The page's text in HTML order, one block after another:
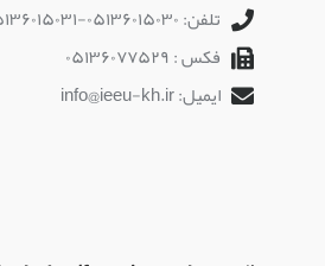
تلفن: ۰۵۱۳۶۰۱۵۰۳۰-۰۵۱۳۶۰۱۵۰۳۱
فکس : ۰۵۱۳۶۰۷۷۵۲۹
ایمیل: info@ieeu-kh.ir